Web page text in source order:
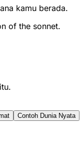
kamu berada.
of the sonnet.
Contoh Dunia Nyata